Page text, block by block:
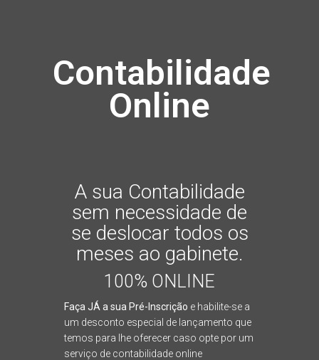
Contabilidade
Online
A sua Contabilidade
sem necessidade de
se deslocar todos os
meses ao gabinete.
100% ONLINE
Faça JÁ a sua Pré-Inscrição e habilite-se a
um desconto especial de lançamento que
temos para lhe oferecer caso opte por um
serviço de contabilidade online